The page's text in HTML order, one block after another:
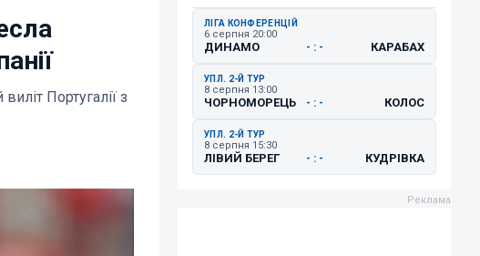
Португалії з
ЛІГА КОНФЕРЕНЦІЙ
6 серпня 20:00
ДИНАМО - : - КАРАБАХ
УПЛ. 2-Й ТУР
8 серпня 13:00
ЧОРНОМОРЕЦЬ - : - КОЛОС
УПЛ. 2-Й ТУР
8 серпня 15:30
ЛІВИЙ БЕРЕГ - : - КУДРІВКА